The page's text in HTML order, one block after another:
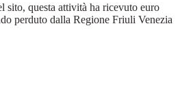
sito, questa attività ha ricevuto euro
perduto dalla Regione Friuli Venezia